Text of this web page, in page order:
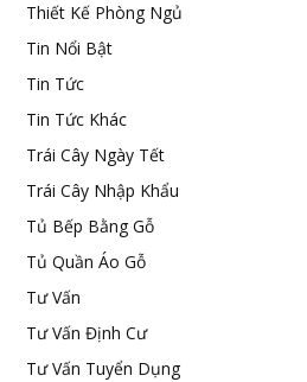
Thiết Kế Phòng Ngủ
Tin Nổi Bật
Tin Tức
Tin Tức Khác
Trái Cây Ngày Tết
Trái Cây Nhập Khẩu
Tủ Bếp Bằng Gỗ
Tủ Quần Áo Gỗ
Tư Vấn
Tư Vấn Định Cư
Tư Vấn Tuyển Dụng